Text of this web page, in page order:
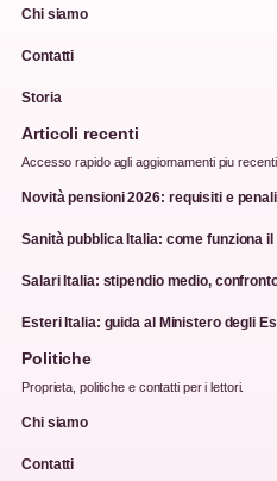
Chi siamo
Contatti
Storia
Articoli recenti
Accesso rapido agli aggiornamenti piu
Novità pensioni 2026: requisiti e
Sanità pubblica Italia: come funziona
Salari Italia: stipendio medio,
Esteri Italia: guida al Ministero degli
Politiche
Proprieta, politiche e contatti per i lettori.
Chi siamo
Contatti